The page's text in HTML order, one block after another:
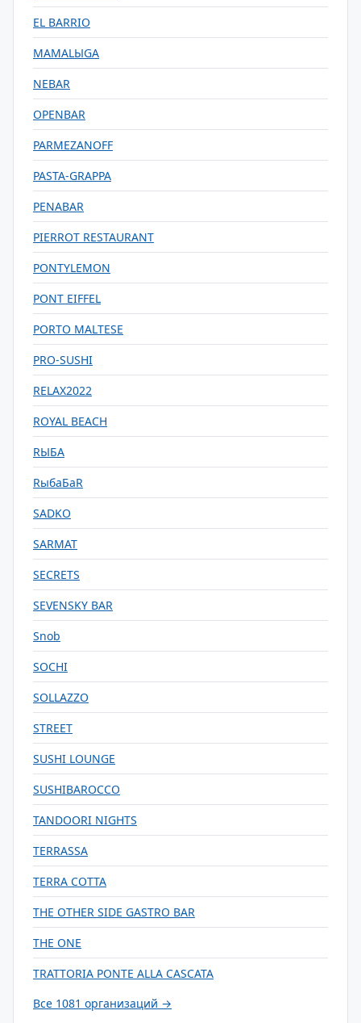
EL BARRIO
MAMALЫGA
NEBAR
OPENBAR
PARMEZANOFF
PASTA-GRAPPA
PENABAR
PIERROT RESTAURANT
PONTYLEMON
PONT EIFFEL
PORTO MALTESE
PRO-SUSHI
RELAX2022
ROYAL BEACH
RЫБА
RыбаБаR
SADKO
SARMAT
SECRETS
SEVENSKY BAR
Snob
SOCHI
SOLLAZZO
STREET
SUSHI LOUNGE
SUSHIBAROCCO
TANDOORI NIGHTS
TERRASSA
TERRA COTTA
THE OTHER SIDE GASTRO BAR
THE ONE
TRATTORIA PONTE ALLA CASCATA
Все 1081 организаций →